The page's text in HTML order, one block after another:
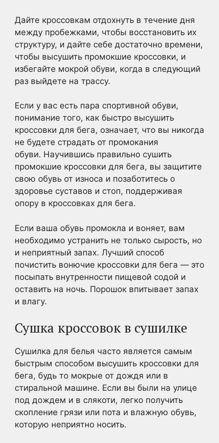
Дайте кроссовкам отдохнуть в течение дня
между пробежками, чтобы восстановить их
структуру, и дайте себе достаточно времени,
чтобы высушить промокшие кроссовки, и
избегайте мокрой обуви, когда в следующий
раз выйдете на трассу.
Если у вас есть пара спортивной обуви,
понимание того, как быстро высушить
кроссовки для бега, означает, что вы никогда
не будете страдать от промокания
обуви. Научившись правильно сушить
промокшие кроссовки для бега, вы защитите
свою обувь от износа и позаботитесь о
здоровье суставов и стоп, поддерживая
опору в кроссовках для бега.
Если ваша обувь промокла и воняет, вам
необходимо устранить не только сырость, но
и неприятный запах. Лучший способ
почистить вонючие кроссовки для бега — это
посыпать внутренности пищевой содой и
оставить на ночь. Порошок впитывает запах
и влагу.
Сушка кроссовок в сушилке
Сушилка для белья часто является самым
быстрым способом высушить кроссовки для
бега, будь то мокрые от дождя или в
стиральной машине. Если вы были на улице
под дождем и в слякоти, легко получить
скопление грязи или пота и влажную обувь,
которую неприятно носить.